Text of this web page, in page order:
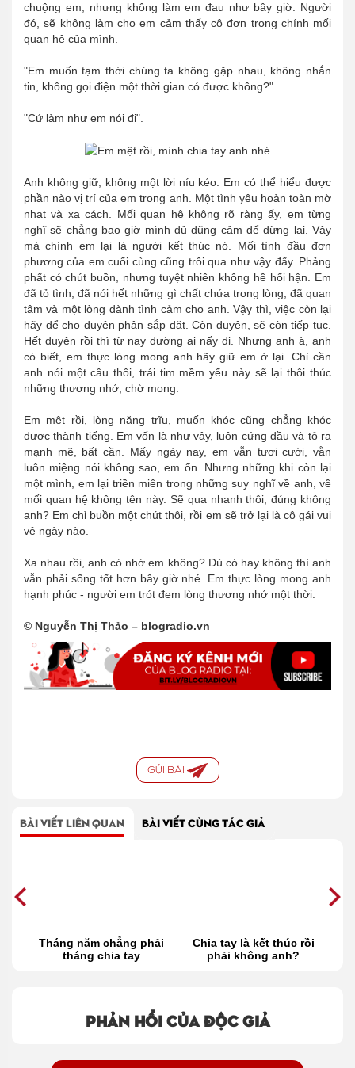
chuộng em, nhưng không làm em đau như bây giờ. Người
đó, sẽ không làm cho em cảm thấy cô đơn trong chính mối
quan hệ của mình.
"Em muốn tạm thời chúng ta không gặp nhau, không nhắn
tin, không gọi điện một thời gian có được không?"
"Cứ làm như em nói đi".
Anh không giữ, không một lời níu kéo. Em có thể hiểu được
phần nào vị trí của em trong anh. Một tình yêu hoàn toàn mờ
nhạt và xa cách. Mối quan hệ không rõ ràng ấy, em từng
nghĩ sẽ chẳng bao giờ mình đủ dũng cảm để dừng lại. Vậy
mà chính em lại là người kết thúc nó. Mối tình đầu đơn
phương của em cuối cùng cũng trôi qua như vậy đấy. Phảng
phất có chút buồn, nhưng tuyệt nhiên không hề hối hận. Em
đã tỏ tình, đã nói hết những gì chất chứa trong lòng, đã quan
tâm và một lòng dành tình cảm cho anh. Vậy thì, việc còn lại
hãy để cho duyên phận sắp đặt. Còn duyên, sẽ còn tiếp tục.
Hết duyên rồi thì từ nay đường ai nấy đi. Nhưng anh à, anh
có biết, em thực lòng mong anh hãy giữ em ở lại. Chỉ cần
anh nói một câu thôi, trái tim mềm yếu này sẽ lại thôi thúc
những thương nhớ, chờ mong.
Em mệt rồi, lòng nặng trĩu, muốn khóc cũng chẳng khóc
được thành tiếng. Em vốn là như vậy, luôn cứng đầu và tỏ ra
mạnh mẽ, bất cần. Mấy ngày nay, em vẫn tươi cười, vẫn
luôn miệng nói không sao, em ổn. Nhưng những khi còn lại
một mình, em lại triền miên trong những suy nghĩ về anh, về
mối quan hệ không tên này. Sẽ qua nhanh thôi, đúng không
anh? Em chỉ buồn một chút thôi, rồi em sẽ trở lại là cô gái vui
vẻ ngày nào.
Xa nhau rồi, anh có nhớ em không? Dù có hay không thì anh
vẫn phải sống tốt hơn bây giờ nhé. Em thực lòng mong anh
hạnh phúc - người em trót đem lòng thương nhớ một thời.
© Nguyễn Thị Thảo – blogradio.vn
GỬI BÀI
BÀI VIẾT LIÊN QUAN BÀI VIẾT CÙNG TÁC GIẢ
Tháng năm chẳng phải
tháng chia tay
Chia tay là kết thúc rồi
phải không anh?
Phản hồi của độc giả